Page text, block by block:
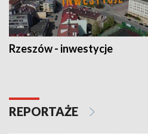
Rzeszów - inwestycje
REPORTAŻE